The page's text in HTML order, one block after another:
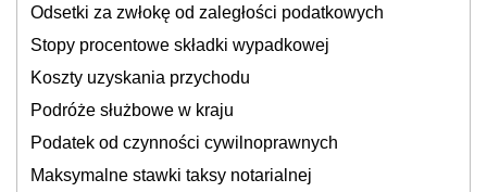
Odsetki za zwłokę od zaległości podatkowych
Stopy procentowe składki wypadkowej
Koszty uzyskania przychodu
Podróże służbowe w kraju
Podatek od czynności cywilnoprawnych
Maksymalne stawki taksy notarialnej